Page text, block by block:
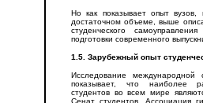
Но как показывает опыт вузов,
достаточном объеме, выше
студенческого
подготовки современного
1.5. Зарубежный опыт
Исследование международной
показывает, что наиболее
студентов во всем мире
Сенат студентов, Ассоциация